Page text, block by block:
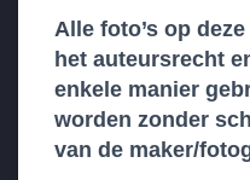
Alle foto’s op
het auteursrecht
enkele manier
worden zonder
van de maker/